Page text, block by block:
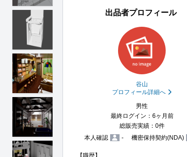
出品者プロフィール
谷山
プロフィール詳細へ
男性
最終ログイン：6ヶ月前
総販売実績：0件
本人確認
- 機密保持契約(NDA)
【職歴】